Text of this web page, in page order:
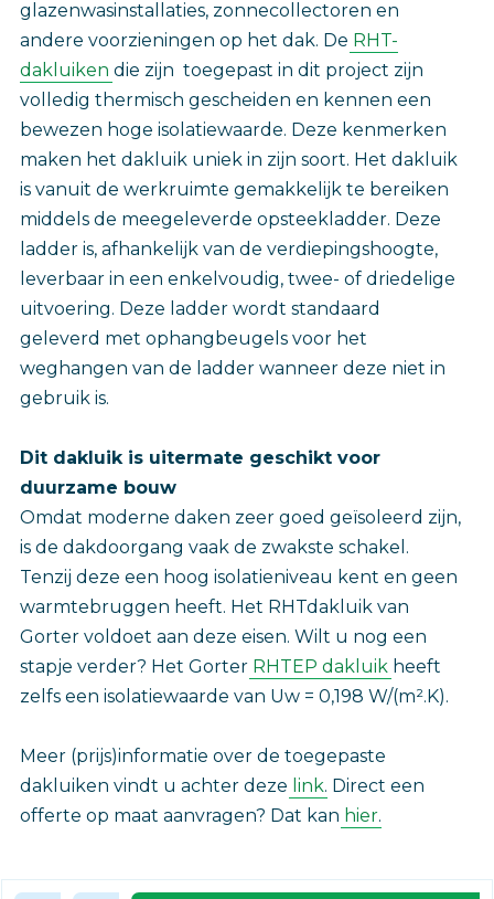
glazenwasinstallaties, zonnecollectoren en
andere voorzieningen op het dak. De RHT-
dakluiken die zijn toegepast in dit project zijn
volledig thermisch gescheiden en kennen een
bewezen hoge isolatiewaarde. Deze kenmerken
maken het dakluik uniek in zijn soort. Het dakluik
is vanuit de werkruimte gemakkelijk te bereiken
middels de meegeleverde opsteekladder. Deze
ladder is, afhankelijk van de verdiepingshoogte,
leverbaar in een enkelvoudig, twee- of driedelige
uitvoering. Deze ladder wordt standaard
geleverd met ophangbeugels voor het
weghangen van de ladder wanneer deze niet in
gebruik is.
Dit dakluik is uitermate geschikt voor
duurzame bouw
Omdat moderne daken zeer goed geïsoleerd zijn,
is de dakdoorgang vaak de zwakste schakel.
Tenzij deze een hoog isolatieniveau kent en geen
warmtebruggen heeft. Het RHTdakluik van
Gorter voldoet aan deze eisen. Wilt u nog een
stapje verder? Het Gorter RHTEP dakluik heeft
zelfs een isolatiewaarde van Uw = 0,198 W/(m².K).
Meer (prijs)informatie over de toegepaste
dakluiken vindt u achter deze link. Direct een
offerte op maat aanvragen? Dat kan hier.‎